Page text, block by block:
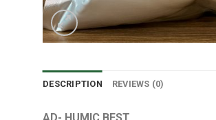
DESCRIPTION REVIEWS (0)